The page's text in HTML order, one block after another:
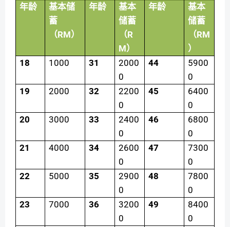
年龄
基本储
蓄
（RM）
年龄
基本
储蓄
（R
M）
年龄
基本
储蓄
（RM
）
18 1000 31
2000
0
44
5900
0
19
2000 32
2200
0
45
6400
0
20
3000 33
2400
0
46
6800
0
21
4000 34
2600
0
47
7300
0
22
5000 35
2900
0
48
7800
0
23
7000 36
3200
0
49
8400
0